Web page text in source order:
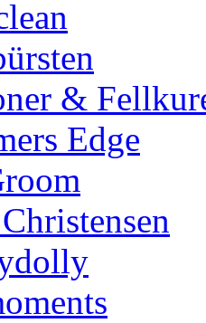
&
Edge